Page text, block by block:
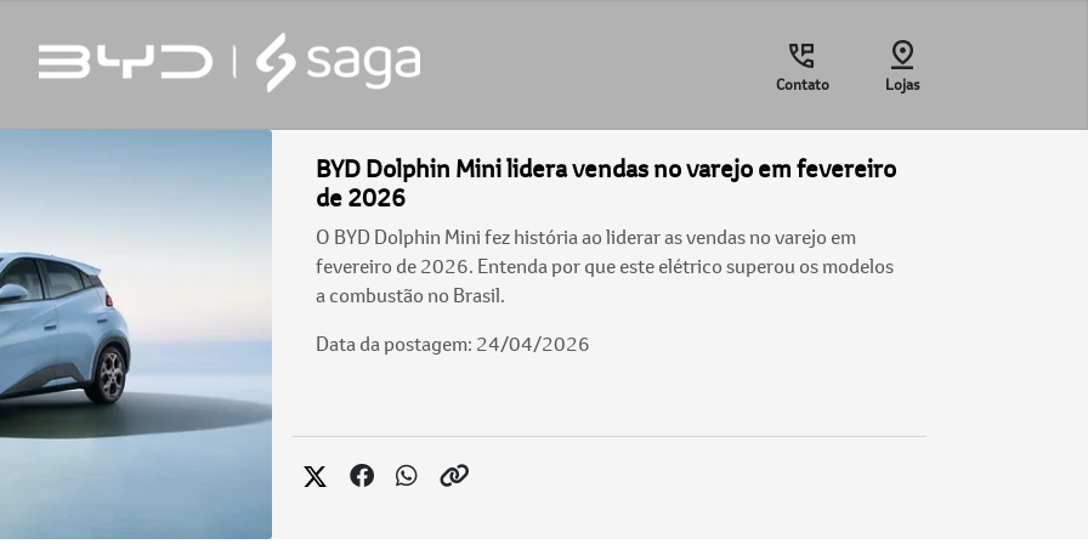
Contato Lojas
BYD Dolphin Mini lidera vendas no varejo em fevereiro
de 2026
O BYD Dolphin Mini fez história ao liderar as vendas no varejo em
fevereiro de 2026. Entenda por que este elétrico superou os modelos
a combustão no Brasil.
Data da postagem: 24/04/2026